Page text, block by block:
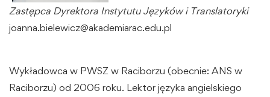
Zastępca Dyrektora Instytutu Języków i Translatoryki
joanna.bielewicz@akademiarac.edu.pl
Wykładowca w PWSZ w Raciborzu (obecnie: ANS w
Raciborzu) od 2006 roku. Lektor języka angielskiego